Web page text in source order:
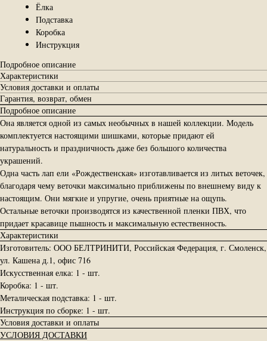
Ёлка
Подставка
Коробка
Инструкция
Подробное описание
Характеристики
Условия доставки и оплаты
Гарантия, возврат, обмен
Подробное описание
Она является одной из самых необычных в нашей коллекции. Модель
комплектуется настоящими шишками, которые придают ей
натуральность и праздничность даже без большого количества
украшений.
Одна часть лап ели «Рождественская» изготавливается из литых веточек,
благодаря чему веточки максимально приближены по внешнему виду к
настоящим. Они мягкие и упругие, очень приятные на ощупь.
Остальные веточки производятся из качественной пленки ПВХ, что
придает красавице пышность и максимальную естественность.
Характеристики
Изготовитель: ООО БЕЛТРИНИТИ, Российская Федерация, г. Смоленск,
ул. Кашена д.1, офис 716
Искусственная елка: 1 - шт.
Коробка: 1 - шт.
Металическая подставка: 1 - шт.
Инструкция по сборке: 1 - шт.
Условия доставки и оплаты
УСЛОВИЯ ДОСТАВКИ